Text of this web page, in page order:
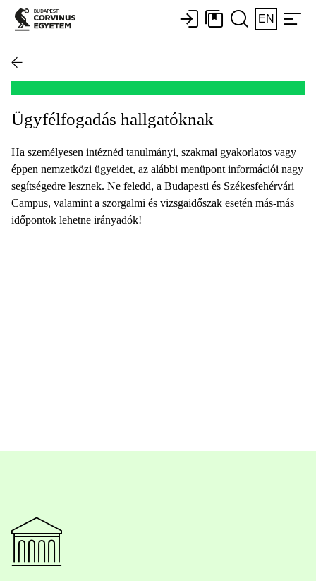
EN
Ügyfélfogadás hallgatóknak
Ha személyesen intéznéd tanulmányi, szakmai gyakorlatos vagy
éppen nemzetközi ügyeidet, az alábbi menüpont információi nagy
segítségedre lesznek. Ne feledd, a Budapesti és Székesfehérvári
Campus, valamint a szorgalmi és vizsgaidőszak esetén más-más
időpontok lehetne irányadók!